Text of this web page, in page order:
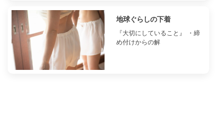
地球ぐらしの下着
『大切にしていること』 ・締
め付けからの解